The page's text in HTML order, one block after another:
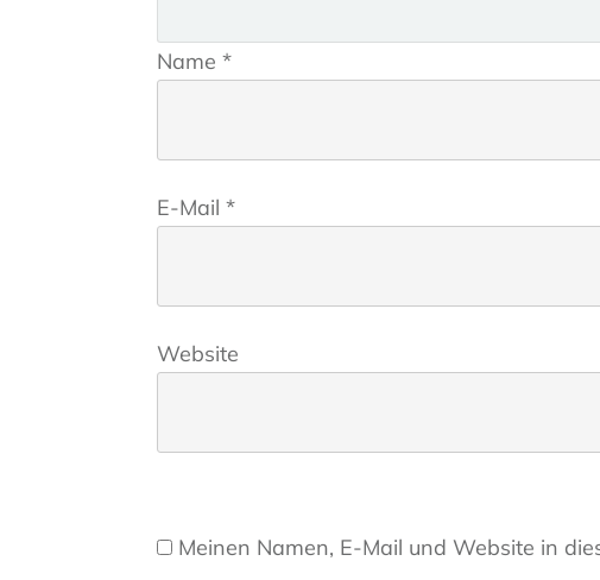
Name *
E-Mail *
Website
Meinen Namen, E-Mail und Website in